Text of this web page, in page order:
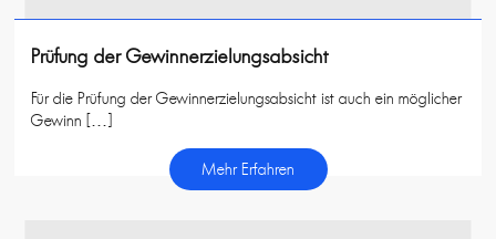
Prüfung der Gewinnerzielungsabsicht
Für die Prüfung der Gewinnerzielungsabsicht ist auch ein möglicher
Gewinn […]
Mehr Erfahren